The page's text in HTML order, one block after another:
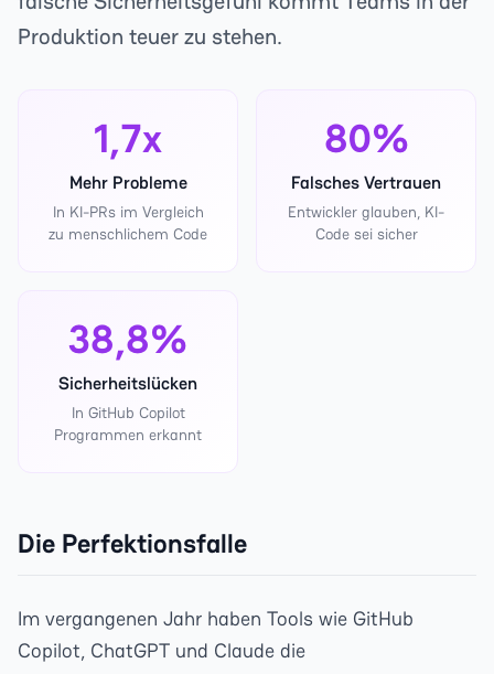
Produktion teuer zu stehen.
1,7x
Mehr Probleme
In KI-PRs im Vergleich
zu menschlichem Code
80%
Falsches Vertrauen
Entwickler glauben, KI-
Code sei sicher
38,8%
Sicherheitslücken
In GitHub Copilot
Programmen erkannt
Die Perfektionsfalle
Im vergangenen Jahr haben Tools wie GitHub
Copilot, ChatGPT und Claude die